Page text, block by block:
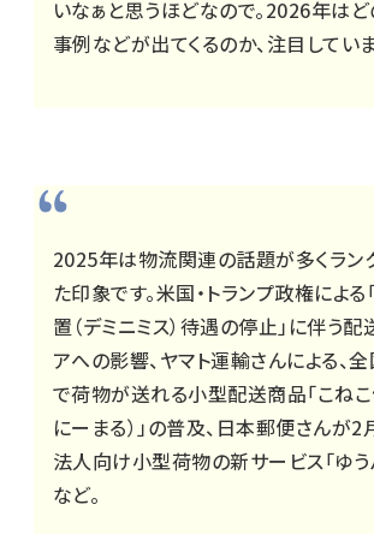
いなぁと思うほどなので。2026年は
事例などが出てくるのか、注目していま
2025年は物流関連の話題が多くラン
た印象です。米国・トランプ政権による
置（デミニミス）待遇の停止」に伴う配
アへの影響、ヤマト運輸さんによる、
で荷物が送れる小型配送商品「こねこ
にーまる）」の普及、日本郵便さんが
法人向け小型荷物の新サービス「ゆう
など。